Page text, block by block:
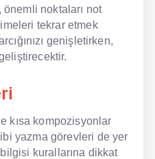
noktaları not
tekrar etmek
genişletirken,
kısa kompozisyonlar
yazma görevleri de yer
kurallarına dikkat